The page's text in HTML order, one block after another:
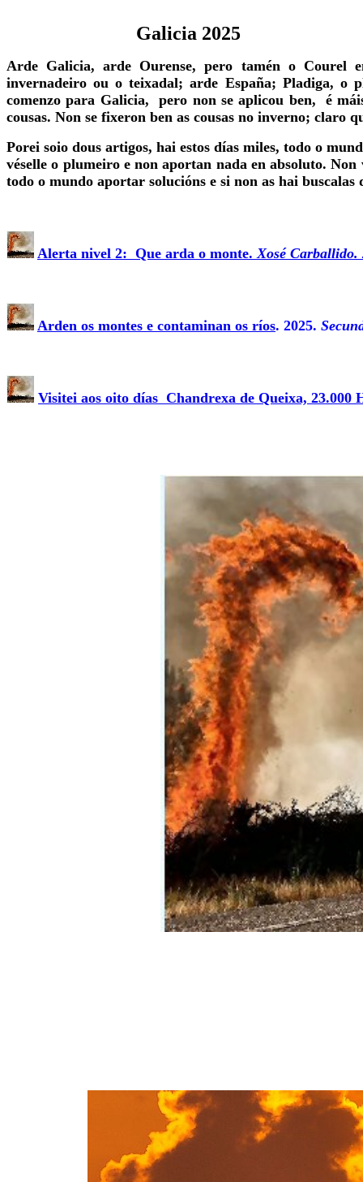
Galicia 2025
Arde Galicia, arde Ourense, pero tamén o Courel
invernadeiro ou o teixadal; arde España; Pladiga, o
comenzo para Galicia, pero non se aplicou ben, é
cousas. Non se fixeron ben as cousas no inverno; claro
Porei soio dous artigos, hai estos días miles, todo o
véselle o plumeiro e non aportan nada en absoluto.
todo o mundo aportar solucións e si non as hai
Alerta nivel 2: Que arda o monte.Xosé Carballido.
Arden os montes e contaminan os ríos. 2025.
Visitei aos oito días Chandrexa de Queixa, 23.000